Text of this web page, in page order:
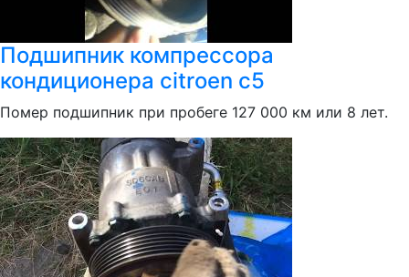
Подшипник компрессора
кондиционера citroen c5
Помер подшипник при пробеге 127 000 км или 8 лет.